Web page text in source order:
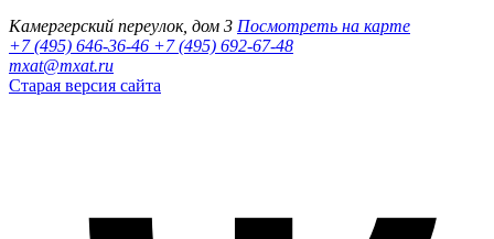
Камергерский переулок, дом 3 Посмотреть на карте
+7 (495) 646-36-46 +7 (495) 692-67-48‬
mxat@mxat.ru
Старая версия сайта